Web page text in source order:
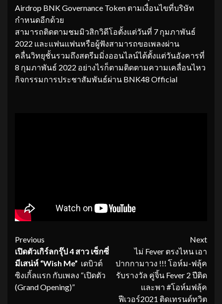
Airdrop BNK Governance Token ตามเงื่อนไขที่บริษัท
กำหนดอีกด้วย
สามารถติดตามชมมิวสิกวิดีโอตั้งแต่วันที่ 7 กุมภาพันธ์
2022 และแฟนแฟนหรือผู้ฟังสามารถขอเพลงผ่าน
คลื่นวิทยุชั้นรวมถึงสตรีมมิ่งออนไลน์ได้ตั้งแต่วันอังคารที่
8 กุมภาพันธ์ 2022 อย่างไรก็ตามติดตามความเคลื่อนไหว
กิจกรรมการประชาสัมพันธ์ผ่าน BNK48 Official
Continue
Reading
Previous
เปิดตัวเกิร์ลกรุ๊ป 4 สาว เซ็กซี่
มีเสน่ห์ “Wish Me” เดบิวต์
ซิงเกิ้ลแรก กับเพลง “เปิดตัว
(Grand Opening)”
Next
ไม่ Fever ตรงไหน เอา
ปากกามาวง !!! โอห์ม-ฟลุ้ค
รับรางวัล คู่จิ้น Fever 2 ปีติด
และพา #โอห์มฟลุ้ค
ฟีเวอร์2021 ติดเทรนด์ทวิต